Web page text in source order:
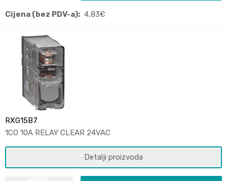
Cijena (bez PDV-a): 4,83€
RXG15B7
1CO 10A RELAY CLEAR 24VAC
Detalji proizvoda